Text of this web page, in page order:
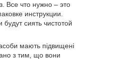
Все что нужно – это
инструкции.
сиять чистотой
мають підвищені
з тим, що вони